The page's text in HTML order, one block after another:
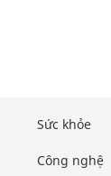
Sức khỏe
Công nghệ